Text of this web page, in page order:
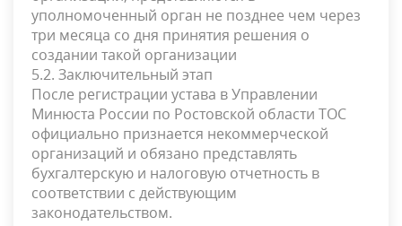
уполномоченный орган не позднее чем через
три месяца со дня принятия решения о
создании такой организации
5.2. Заключительный этап
После регистрации устава в Управлении
Минюста России по Ростовской области ТОС
официально признается некоммерческой
организаций и обязано представлять
бухгалтерскую и налоговую отчетность в
соответствии с действующим
законодательством.